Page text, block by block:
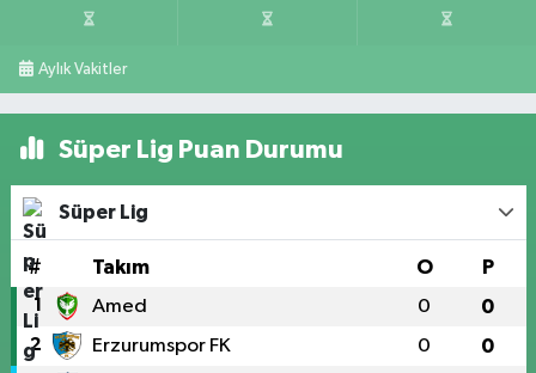
Aylık Vakitler
Süper Lig Puan Durumu
Süper Lig
# Takım O P
1 Amed 0 0
2 Erzurumspor FK 0 0